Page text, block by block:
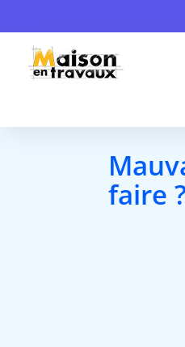
faire